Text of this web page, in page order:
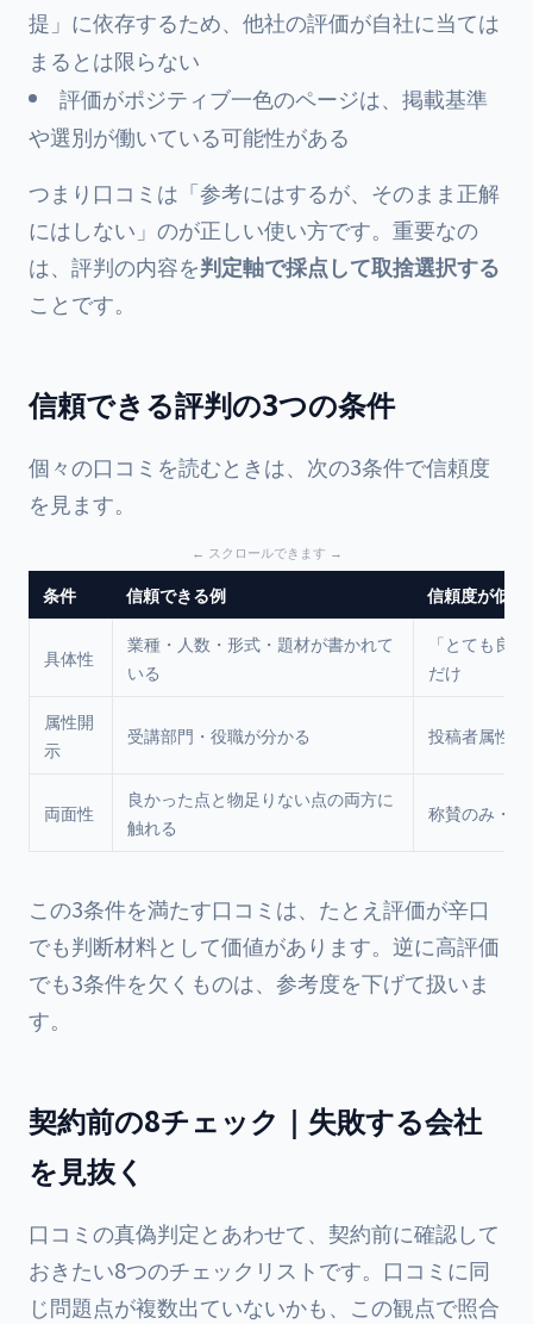
提」に依存するため、他社の評価が自社に当ては
まるとは限らない
評価がポジティブ一色のページは、掲載基準
や選別が働いている可能性がある
つまり口コミは「参考にはするが、そのまま正解
にはしない」のが正しい使い方です。重要なの
は、評判の内容を判定軸で採点して取捨選択する
ことです。
信頼できる評判の3つの条件
個々の口コミを読むときは、次の3条件で信頼度
を見ます。
条件 信頼できる例 信頼度が低い
具体性
業種・人数・形式・題材が書かれて
いる
「とても良
だけ
属性開
示
受講部門・役職が分かる 投稿者属性が
両面性
良かった点と物足りない点の両方に
触れる
称賛のみ・
この3条件を満たす口コミは、たとえ評価が辛口
でも判断材料として価値があります。逆に高評価
でも3条件を欠くものは、参考度を下げて扱いま
す。
契約前の8チェック｜失敗する会社
を見抜く
口コミの真偽判定とあわせて、契約前に確認して
おきたい8つのチェックリストです。口コミに同
じ問題点が複数出ていないかも、この観点で照合